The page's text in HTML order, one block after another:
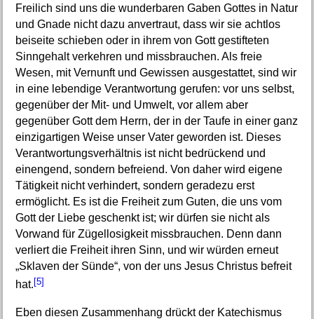
Freilich sind uns die wunderbaren Gaben Gottes in Natur
und Gnade nicht dazu anvertraut, dass wir sie achtlos
beiseite schieben oder in ihrem von Gott gestifteten
Sinngehalt verkehren und missbrauchen. Als freie
Wesen, mit Vernunft und Gewissen ausgestattet, sind wir
in eine lebendige Verantwortung gerufen: vor uns selbst,
gegenüber der Mit- und Umwelt, vor allem aber
gegenüber Gott dem Herrn, der in der Taufe in einer ganz
einzigartigen Weise unser Vater geworden ist. Dieses
Verantwortungsverhältnis ist nicht bedrückend und
einengend, sondern befreiend. Von daher wird eigene
Tätigkeit nicht verhindert, sondern geradezu erst
ermöglicht. Es ist die Freiheit zum Guten, die uns vom
Gott der Liebe geschenkt ist; wir dürfen sie nicht als
Vorwand für Zügellosigkeit missbrauchen. Denn dann
verliert die Freiheit ihren Sinn, und wir würden erneut
„Sklaven der Sünde“, von der uns Jesus Christus befreit
hat.[5]
Eben diesen Zusammenhang drückt der Katechismus